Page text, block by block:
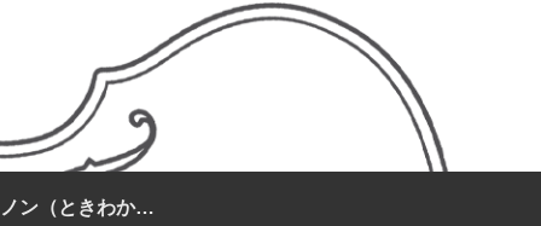
常盤カノン（ときわかのん）